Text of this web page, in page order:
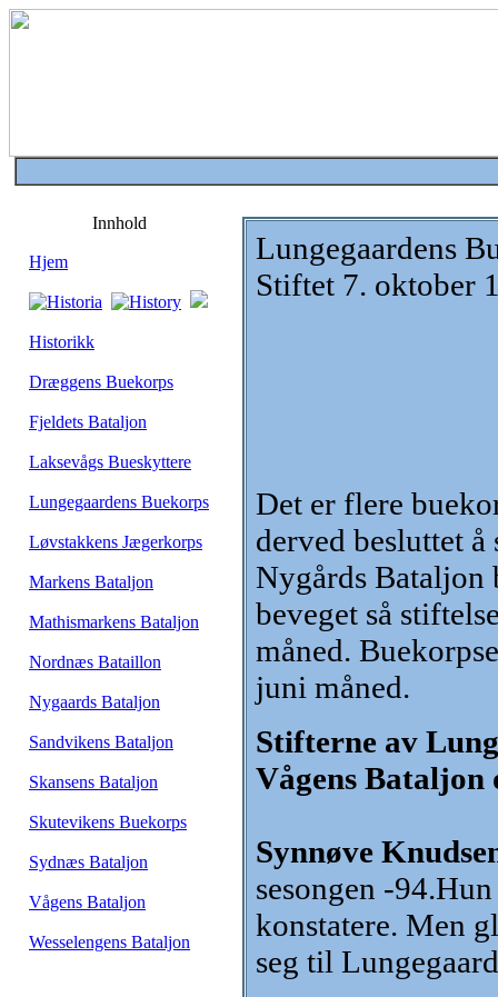
Innhold
Hjem
Historikk
Dræggens Buekorps
Fjeldets Bataljon
Laksevågs Bueskyttere
Lungegaardens Buekorps
Løvstakkens Jægerkorps
Markens Bataljon
Mathismarkens Bataljon
Nordnæs Bataillon
Nygaards Bataljon
Sandvikens Bataljon
Skansens Bataljon
Skutevikens Buekorps
Sydnæs Bataljon
Vågens Bataljon
Wesselengens Bataljon
Lungegaardens
Stiftet 7. oktober
Det er flere
derved besluttet å
Nygårds Bataljon
beveget så
måned.
juni måned.
Stifterne av
Vågens Bataljon
Synnøve
sesongen -
konstatere. Men
seg til